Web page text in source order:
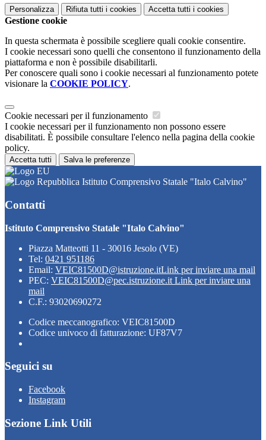
Personalizza Rifiuta tutti i cookies Accetta tutti i cookies
Gestione cookie
In questa schermata è possibile scegliere quali cookie consentire.
I cookie necessari sono quelli che consentono il funzionamento della
piattaforma e non è possibile disabilitarli.
Per conoscere quali sono i cookie necessari al funzionamento potete
visionare la COOKIE POLICY.
Cookie necessari per il funzionamento
I cookie necessari per il funzionamento non possono essere
disabilitati. È possibile consultare l'elenco nella pagina della cookie
policy.
Accetta tutti Salva le preferenze
Istituto Comprensivo Statale "Italo Calvino"
Contatti
Istituto Comprensivo Statale "Italo Calvino"
Piazza Matteotti 11 - 30016 Jesolo (VE)
Tel: 0421 951186
Email: VEIC81500D@istruzione.itLink per inviare una mail
PEC: VEIC81500D@pec.istruzione.it Link per inviare una
mail
C.F.: 93020690272
Codice meccanografico: VEIC81500D
Codice univoco di fatturazione: UF87V7
Seguici su
Facebook
Instagram
Sezione Link Utili